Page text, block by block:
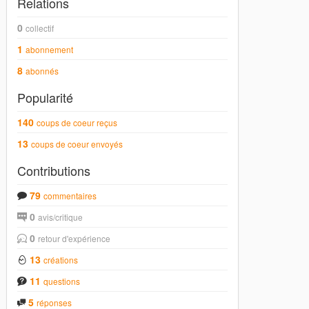
0 collectif
1 abonnement
8 abonnés
Popularité
140 coups de coeur reçus
13 coups de coeur envoyés
Contributions
79 commentaires
0 avis/critique
0 retour d'expérience
13 créations
11 questions
5 réponses